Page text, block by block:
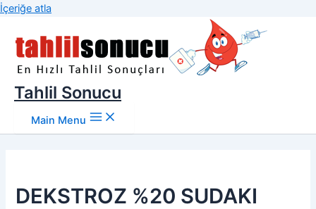
İçeriğe atla
Tahlil Sonucu
Main Menu
DEKSTROZ %20 SUDAKI